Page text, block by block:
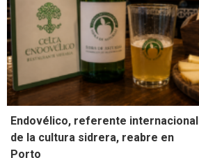
Endovélico, referente internacional
de la cultura sidrera, reabre en
Porto